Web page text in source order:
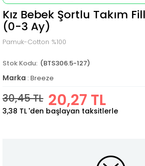
Kız Bebek Şortlu Takım
(0-3 Ay)
Pamuk-Cotton %100
(BTS306.5-127)
Marka : Breeze
30,45 TL 20,27 TL
3,38 TL 'den başlayan taksitlerle